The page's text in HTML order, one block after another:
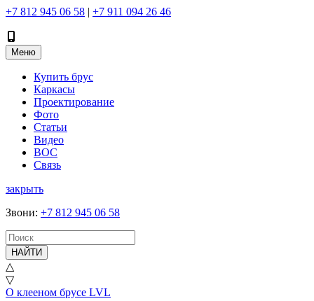
+7 812 945 06 58 | +7 911 094 26 46
Меню
Купить брус
Каркасы
Проектирование
Фото
Статьи
Видео
ВОС
Связь
закрыть
Звони: +7 812 945 06 58
НАЙТИ
△
▽
О клееном брусе LVL